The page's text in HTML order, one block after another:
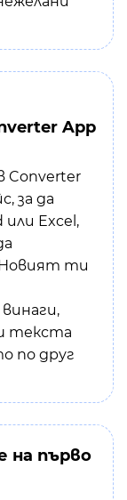
App
Converter
за да
Excel,
Новият ти
текста
по друг
на първо